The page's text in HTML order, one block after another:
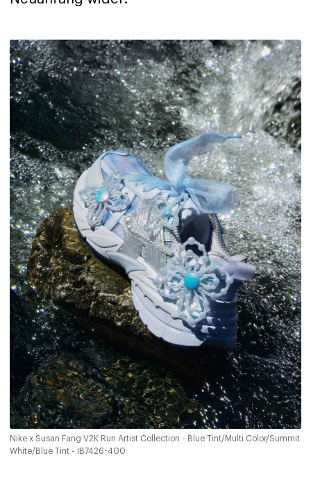
Nike x Susan Fang V2K Run Artist Collection - Blue Tint/Multi Color/Summit
White/Blue Tint - IB7426-400